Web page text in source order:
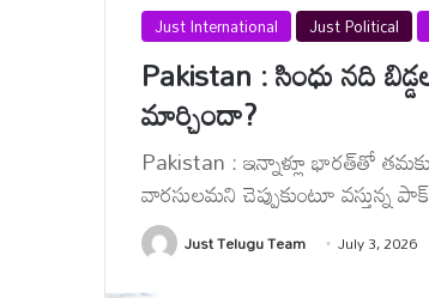
Just International Just Political
Pakistan : సింధు నది
మార్చిందా?
Pakistan : ఇన్నాళ్లూ భారత్‌తో
వారసులమని చెప్పుకుంటూ వస్తున్న
Just Telugu Team July 3, 2026